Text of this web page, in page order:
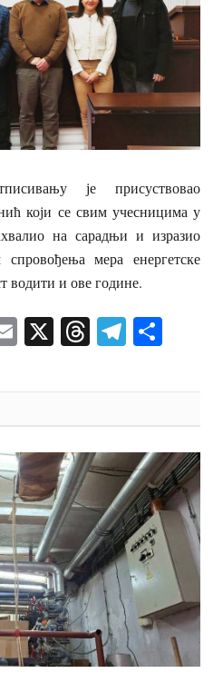
је присуствовао
који се свим учесницима у
на сарадњи и изразио
мера енергетске
водити и ове године.
Email
X Threads